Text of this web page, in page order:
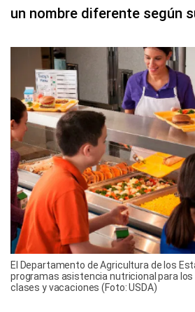
un nombre diferente según
El Departamento de Agricultura de los
programas asistencia nutricional para
clases y vacaciones (Foto: USDA)